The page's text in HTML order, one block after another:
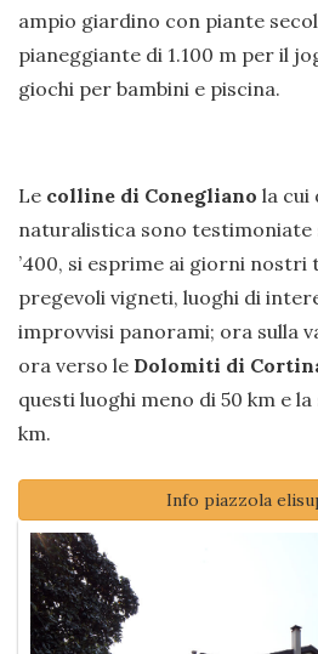
ampio giardino con piante
pianeggiante di 1.100 m per il
giochi per bambini e piscina.
Le colline di Conegliano la cui
naturalistica sono testimoniate
’400, si esprime ai giorni nostri
pregevoli vigneti, luoghi di
improvvisi panorami; ora sulla
ora verso le Dolomiti di
questi luoghi meno di 50 km e
km.
Info piazzola